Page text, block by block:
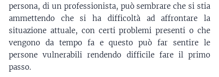
persona, di un professionista, può sembrare che si stia
ammettendo che si ha difficoltà ad affrontare la
situazione attuale, con certi problemi presenti o che
vengono da tempo fa e questo può far sentire le
persone vulnerabili rendendo difficile fare il primo
passo.